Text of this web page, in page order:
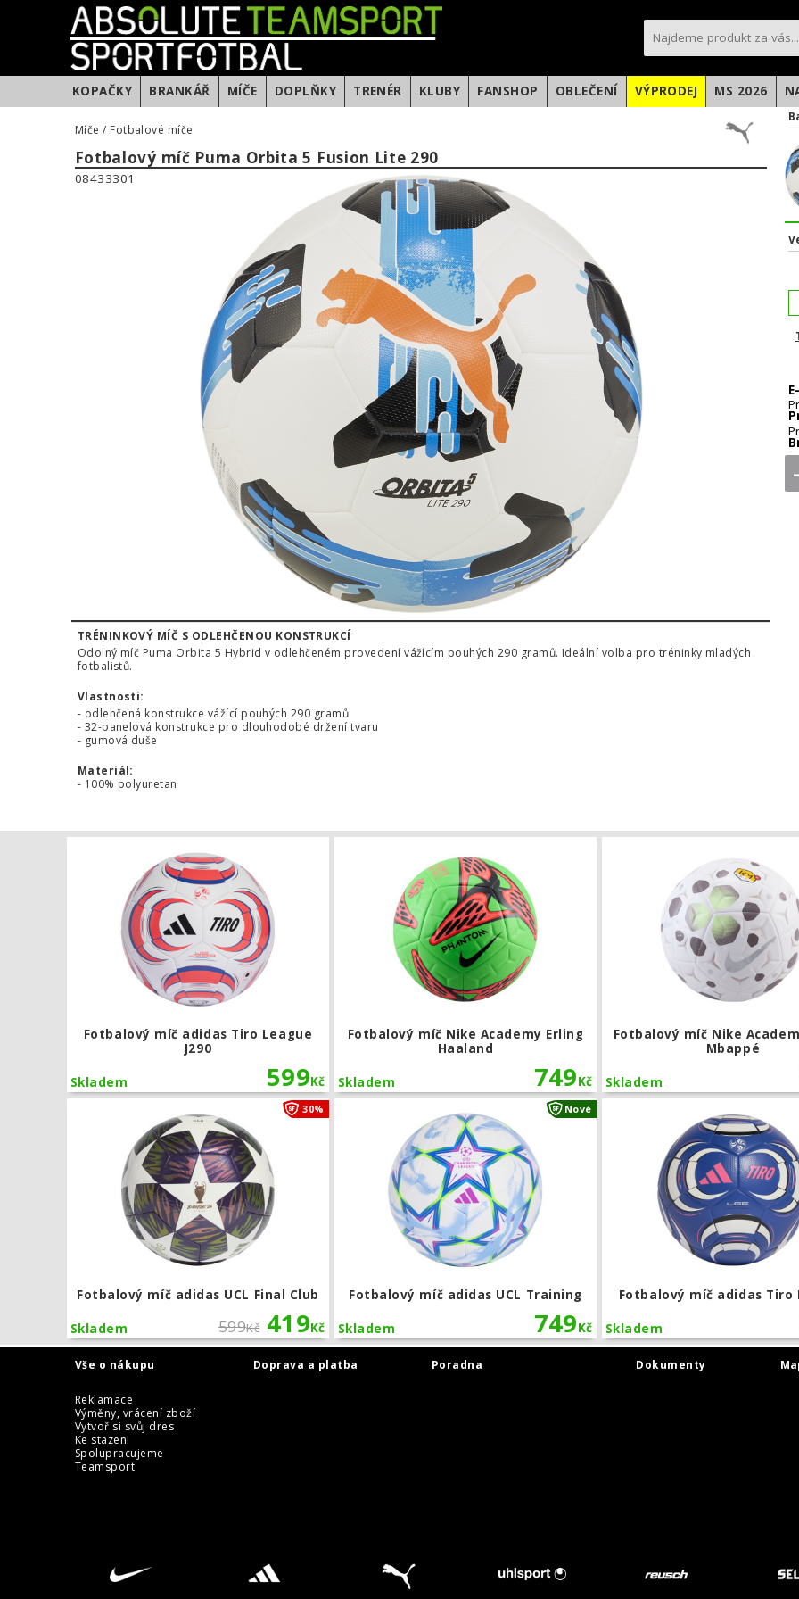
KOPAČKY BRANKÁŘ MÍČE DOPLŇKY TRENÉR KLUBY FANSHOP OBLEČENÍ VÝPRODEJ MS 2026
Míče / Fotbalové míče
Fotbalový míč Puma Orbita 5 Fusion Lite 290
08433301
TRÉNINKOVÝ MÍČ S ODLEHČENOU KONSTRUKCÍ
Odolný míč Puma Orbita 5 Hybrid v odlehčeném provedení vážícím pouhých 290 gramů. Ideální volba pro tréninky mladých
fotbalistů.
Vlastnosti:
- odlehčená konstrukce vážící pouhých 290 gramů
- 32-panelová konstrukce pro dlouhodobé držení tvaru
- gumová duše
Materiál:
- 100% polyuretan
Fotbalový míč adidas Tiro League
J290
599Kč
Skladem
Fotbalový míč Nike Academy Erling
Haaland
749Kč
Skladem
Fotbalový míč Nike
Mbappé
Skladem
Fotbalový míč adidas UCL Final Club
599Kč 419Kč
Skladem
30%
Fotbalový míč adidas UCL Training
749Kč
Skladem
Nové
Fotbalový míč adidas Tiro
Skladem
Vše o nákupu Doprava a platba Poradna
Reklamace
Výměny, vrácení zboží
Vytvoř si svůj dres
Ke stazeni
Spolupracujeme
Teamsport
Dokumenty